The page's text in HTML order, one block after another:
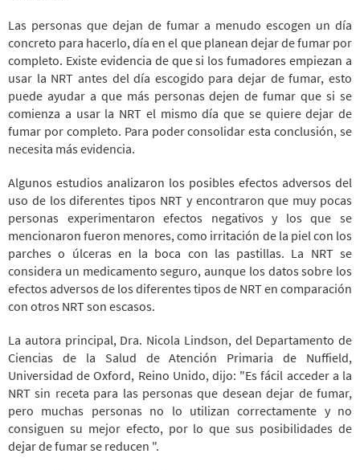
Las personas que dejan de fumar a menudo escogen un día
concreto para hacerlo, día en el que planean dejar de fumar por
completo. Existe evidencia de que si los fumadores empiezan a
usar la NRT antes del día escogido para dejar de fumar, esto
puede ayudar a que más personas dejen de fumar que si se
comienza a usar la NRT el mismo día que se quiere dejar de
fumar por completo. Para poder consolidar esta conclusión, se
necesita más evidencia.
Algunos estudios analizaron los posibles efectos adversos del
uso de los diferentes tipos NRT y encontraron que muy pocas
personas experimentaron efectos negativos y los que se
mencionaron fueron menores, como irritación de la piel con los
parches o úlceras en la boca con las pastillas. La NRT se
considera un medicamento seguro, aunque los datos sobre los
efectos adversos de los diferentes tipos de NRT en comparación
con otros NRT son escasos.
La autora principal, Dra. Nicola Lindson, del Departamento de
Ciencias de la Salud de Atención Primaria de Nuffield,
Universidad de Oxford, Reino Unido, dijo: "Es fácil acceder a la
NRT sin receta para las personas que desean dejar de fumar,
pero muchas personas no lo utilizan correctamente y no
consiguen su mejor efecto, por lo que sus posibilidades de
dejar de fumar se reducen ".